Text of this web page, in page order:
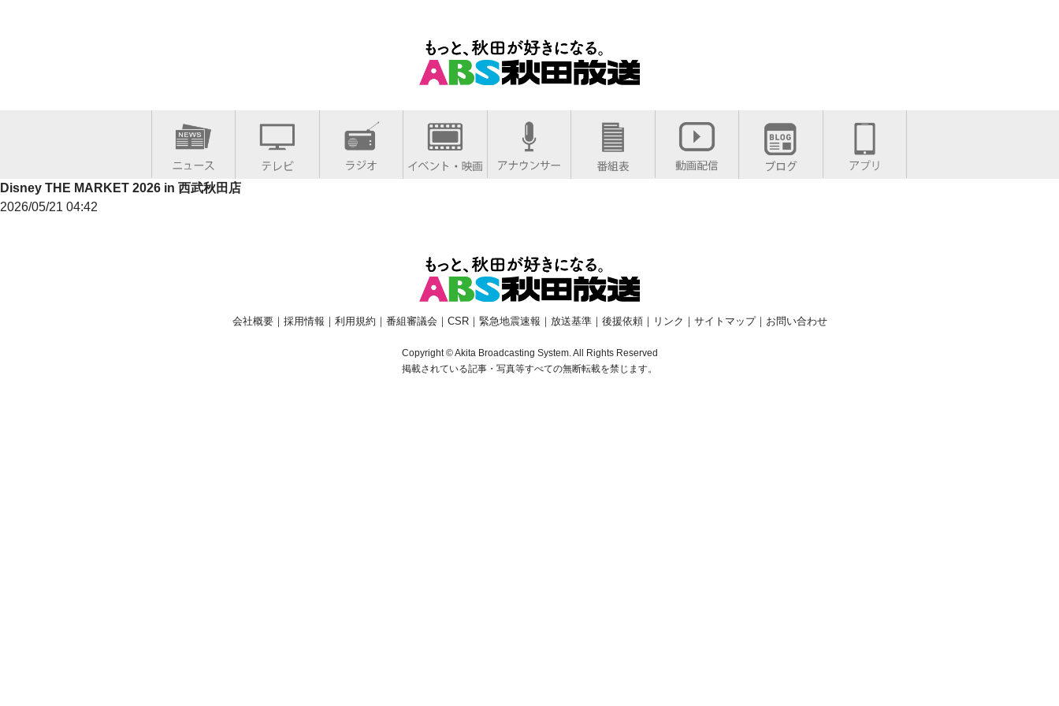
Disney THE MARKET 2026 in 西武秋田店
2026/05/21 04:42
会社概要｜ 採用情報 ｜ 利用規約 ｜ 番組審議会 ｜ CSR｜ 緊急地震速報 ｜ 放送基準｜ 後援依頼｜ リンク ｜ サイトマップ｜ お問い合わせ
Copyright © Akita Broadcasting System. All Rights Reserved
掲載されている記事・写真等すべての無断転載を禁じます。